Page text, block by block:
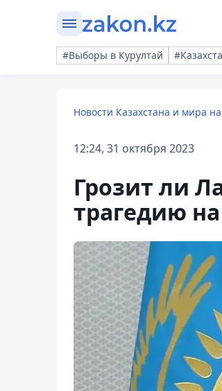
#Выборы в Курултай
Новости Казахстана и мира
12:24, 31 октября 2023
Грозит ли
трагедию